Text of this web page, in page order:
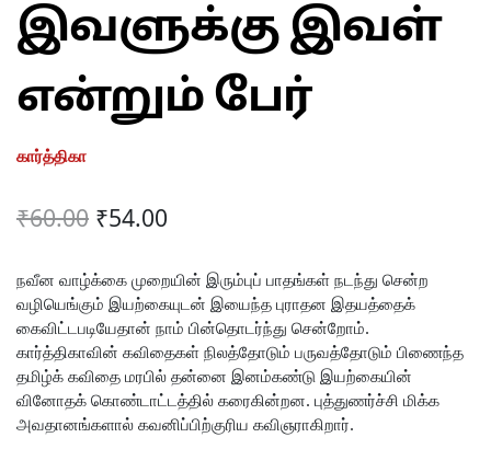
இவளுக்கு இவள்
என்றும் பேர்
கார்த்திகா
₹60.00 Original
was:
₹60.00.
₹54.00
is:
₹54.00.
நவீன வாழ்க்கை முறையின் இரும்புப் பாதங்கள் நடந்து சென்ற
வழியெங்கும் இயற்கையுடன் இயைந்த புராதன இதயத்தைக்
கைவிட்டபடியேதான் நாம் பின்தொடர்ந்து சென்றோம்.
கார்த்திகாவின் கவிதைகள் நிலத்தோடும் பருவத்தோடும் பிணைந்த
தமிழ்க் கவிதை மரபில் தன்னை இனம்கண்டு இயற்கையின்
வினோதக் கொண்டாட்டத்தில் கரைகின்றன. புத்துணர்ச்சி மிக்க
அவதானங்களால் கவனிப்பிற்குரிய கவிஞராகிறார்.